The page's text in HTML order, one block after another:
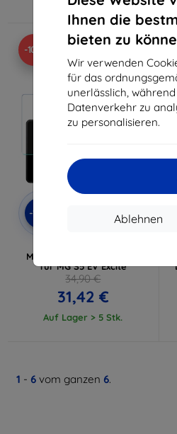
Ihnen die
bieten zu
Wir verwenden
für das
unerlässlich,
Datenverkehr zu
zu personalisieren.
Ablehnen
Auf Lager > 5 Stk.
-10%
-10% EXTRA10
Mittelanzeige Schutzfolie
für MG S5 EV Excite
34,90 €
31,42 €
Auf Lager > 5 Stk.
1 - 6 vom ganzen 6.